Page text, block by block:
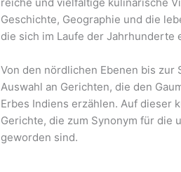
Geschichte, Geographie und die
die sich im Laufe der Jahrhunderte
Von den nördlichen Ebenen bis
Auswahl an Gerichten, die den
Erbes Indiens erzählen. Auf dieser
Gerichte, die zum Synonym für die
geworden sind.